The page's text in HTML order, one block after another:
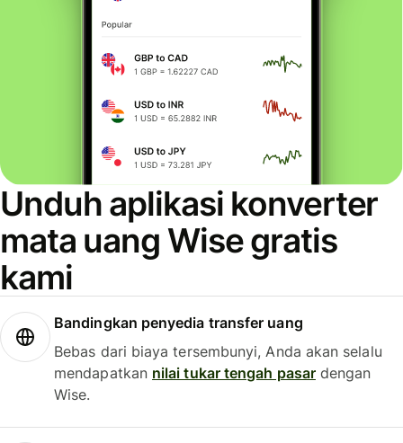
Unduh aplikasi konverter
mata uang Wise gratis
kami
Bandingkan penyedia transfer uang
Bebas dari biaya tersembunyi, Anda akan selalu
mendapatkan nilai tukar tengah pasardengan
Wise.